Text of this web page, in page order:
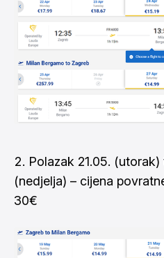
Polazak 21.05.
(nedjelja) – cijena
30€